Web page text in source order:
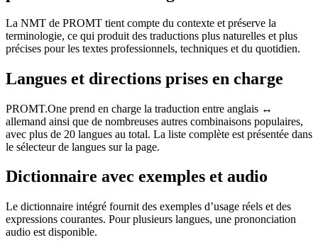
La NMT de PROMT tient compte du contexte et préserve la
terminologie, ce qui produit des traductions plus naturelles et plus
précises pour les textes professionnels, techniques et du quotidien.
Langues et directions prises en charge
PROMT.One prend en charge la traduction entre anglais ↔
allemand ainsi que de nombreuses autres combinaisons populaires,
avec plus de 20 langues au total. La liste complète est présentée dans
le sélecteur de langues sur la page.
Dictionnaire avec exemples et audio
Le dictionnaire intégré fournit des exemples d’usage réels et des
expressions courantes. Pour plusieurs langues, une prononciation
audio est disponible.